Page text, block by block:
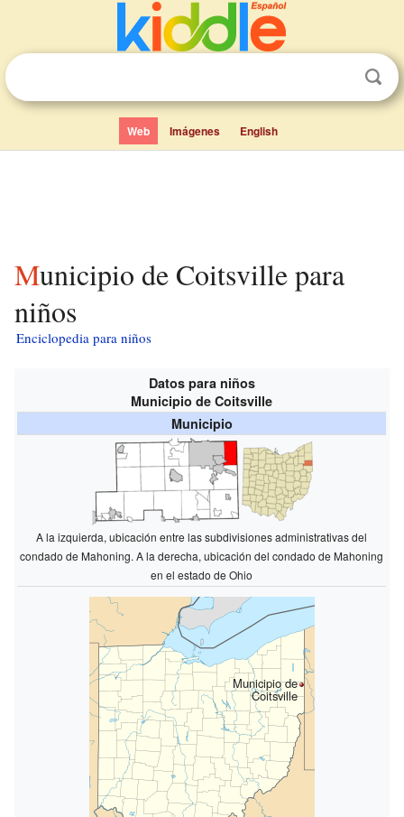
Web Imágenes English
Municipio de Coitsville para
niños
Enciclopedia para niños
Datos para niños
Municipio de Coitsville
Municipio
A la izquierda, ubicación entre las subdivisiones administrativas del
condado de Mahoning. A la derecha, ubicación del condado de Mahoning
en el estado de Ohio
Municipio de
Coitsville